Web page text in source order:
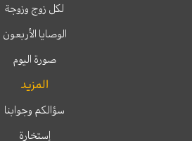
لكل زوج وزوجة
الوصايا الأربعون
صورة اليوم
المزيد
سؤالكم وجوابنا
إستخارة